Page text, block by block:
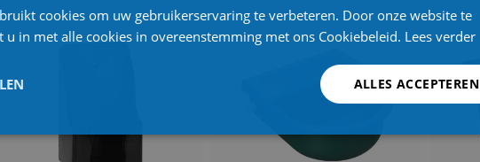
cookies om uw gebruikerservaring te verbeteren. Door onze website te
u in met alle cookies in overeenstemming met ons Cookiebeleid. Lees verder
ALLES ACCEPTEREN